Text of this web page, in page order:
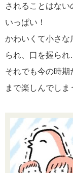
されることはな
いっぱい！
かわいくて小さな
られ、口を握ら
それでも今の時期
まで楽しんでしま